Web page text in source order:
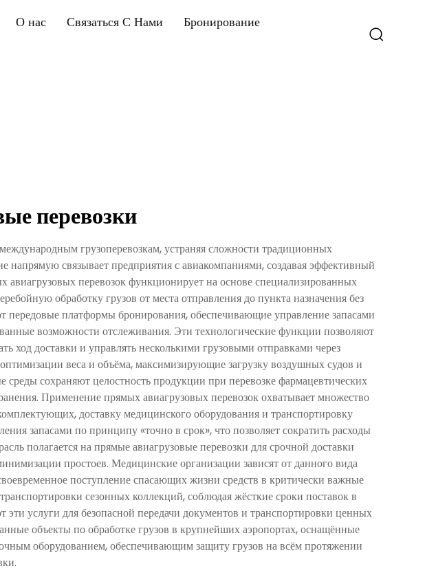
О нас Связаться С Нами
Бронирование
перевозки
грузоперевозкам, устраняя сложности традиционных
связывает предприятия с авиакомпаниями, создавая эффективный
перевозок функционирует на основе специализированных
обработку грузов от места отправления до пункта назначения без
платформы бронирования, обеспечивающие управление запасами
возможности отслеживания. Эти технологические функции позволяют
ход доставки и управлять несколькими грузовыми отправками через
веса и объёма, максимизирующие загрузку воздушных судов и
сохраняют целостность продукции при перевозке фармацевтических
Применение прямых авиагрузовых перевозок охватывает множество
доставку медицинского оборудования и транспортировку
запасами по принципу «точно в срок», что позволяет сократить расходы
полагается на прямые авиагрузовые перевозки для срочной доставки
простоев. Медицинские организации зависят от данного вида
поступление спасающих жизни средств в критически важные
сезонных коллекций, соблюдая жёсткие сроки поставок в
услуги для безопасной передачи документов и транспортировки ценных
объекты по обработке грузов в крупнейших аэропортах, оснащённые
оборудованием, обеспечивающим защиту грузов на всём протяжении